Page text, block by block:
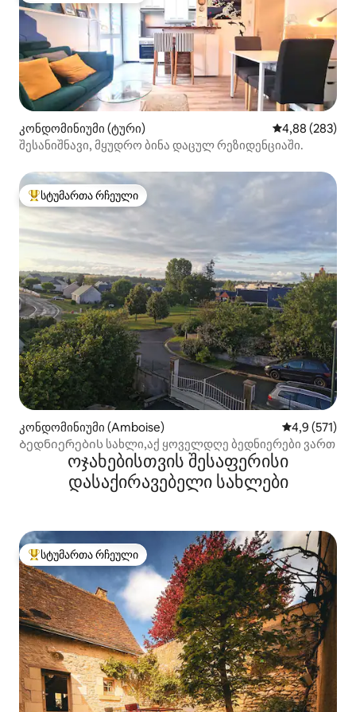
კონდომინიუმი (ტური) საშუალო
4,88 (283)
შესანიშნავი, მყუდრო ბინა დაცულ რეზიდენციაში.
სტუმართა რჩეული მოწინავე ვარიანტი
სტუმართა რჩეული
კონდომინიუმი (Amboise) საშუალო
4,9 (571)
Ბედნიერების სახლი,აქ ყოველდღე ბედნიერები ვართ
ოჯახებისთვის შესაფერისი
დასაქირავებელი სახლები
სტუმართა რჩეული მოწინავე ვარიანტი
სტუმართა რჩეული